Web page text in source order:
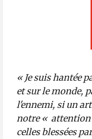
« Je suis hantée
et sur le monde,
l'ennemi, si un
notre « attention
celles blessées